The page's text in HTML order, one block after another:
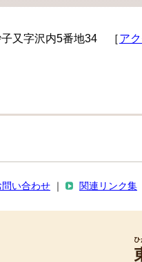
子又字沢内5番地34 ［ア
問い合わせ 関連リンク集